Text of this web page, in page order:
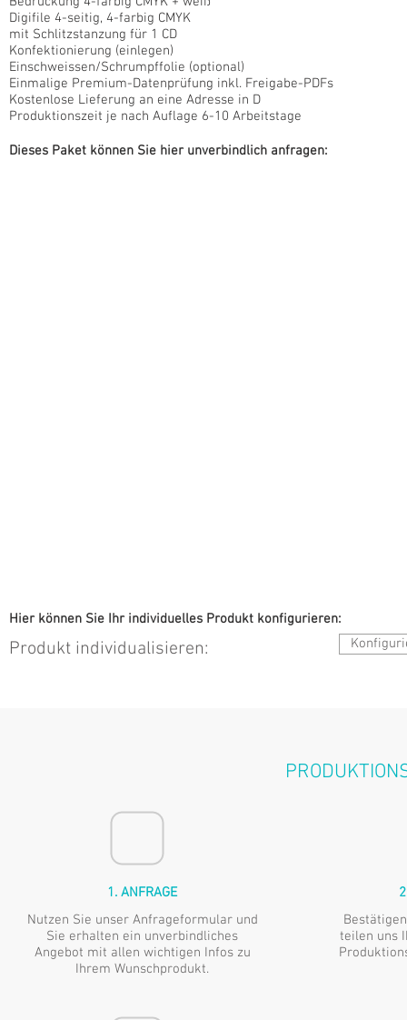
Digifile 4-seitig, 4-farbig CMYK
mit Schlitzstanzung für 1 CD
Konfektionierung (einlegen)
Einschweissen/Schrumpffolie (optional)
Einmalige Premium-Datenprüfung inkl. Freigabe-PDFs
Kostenlose Lieferung an eine Adresse in D
Produktionszeit je nach Auflage 6-10 Arbeitstage
Dieses Paket können Sie hier unverbindlich anfragen:
Hier können Sie Ihr individuelles Produkt konfigurieren:
Produkt individualisieren:
1. ANFRAGE
Nutzen Sie unser Anfrageformular und
Sie erhalten ein unverbindliches
Angebot mit allen wichtigen Infos zu
Ihrem Wunschprodukt.
teilen uns